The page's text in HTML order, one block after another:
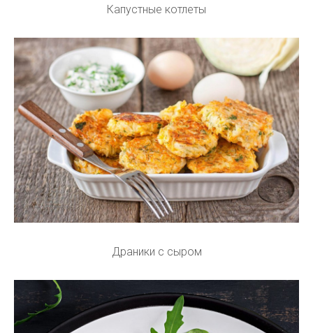
Капустные котлеты
Драники с сыром